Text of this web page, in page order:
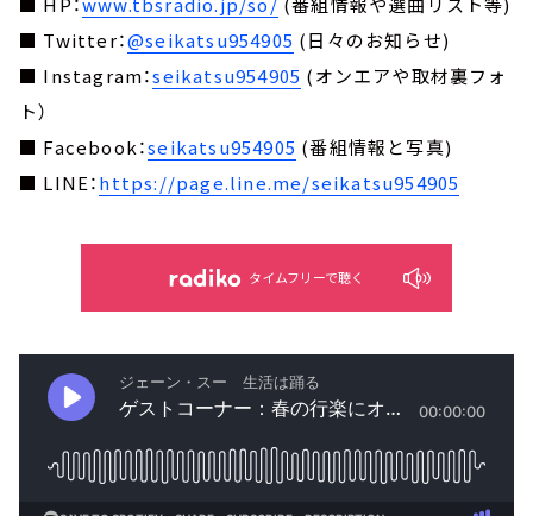
■ Twitter：@seikatsu954905 (日々のお知らせ)
■ Instagram：seikatsu954905 (オンエアや取材裏フォ
ト）
■ Facebook：seikatsu954905 (番組情報と写真)
■ LINE：https://page.line.me/seikatsu954905
タイムフリーで聴く